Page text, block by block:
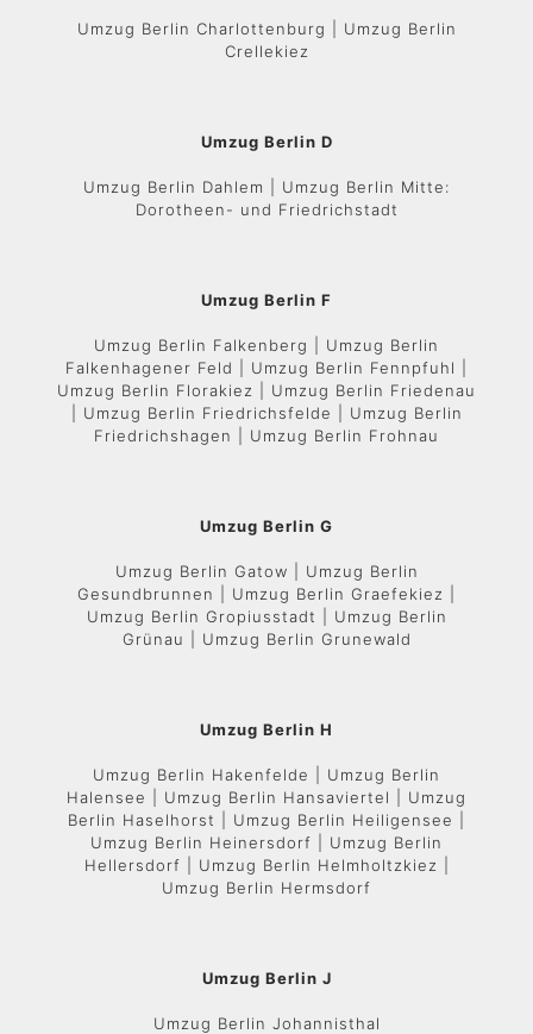
Umzug Berlin Charlottenburg | Umzug Berlin
Crellekiez
Umzug Berlin D
Umzug Berlin Dahlem | Umzug Berlin Mitte:
Dorotheen- und Friedrichstadt
Umzug Berlin F
Umzug Berlin Falkenberg | Umzug Berlin
Falkenhagener Feld | Umzug Berlin Fennpfuhl |
Umzug Berlin Florakiez | Umzug Berlin Friedenau
| Umzug Berlin Friedrichsfelde | Umzug Berlin
Friedrichshagen | Umzug Berlin Frohnau
Umzug Berlin G
Umzug Berlin Gatow | Umzug Berlin
Gesundbrunnen | Umzug Berlin Graefekiez |
Umzug Berlin Gropiusstadt | Umzug Berlin
Grünau | Umzug Berlin Grunewald
Umzug Berlin H
Umzug Berlin Hakenfelde | Umzug Berlin
Halensee | Umzug Berlin Hansaviertel | Umzug
Berlin Haselhorst | Umzug Berlin Heiligensee |
Umzug Berlin Heinersdorf | Umzug Berlin
Hellersdorf | Umzug Berlin Helmholtzkiez |
Umzug Berlin Hermsdorf
Umzug Berlin J
Umzug Berlin Johannisthal